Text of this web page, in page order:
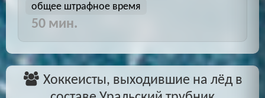
общее штрафное время
50 мин.
Хоккеисты, выходившие на лёд в